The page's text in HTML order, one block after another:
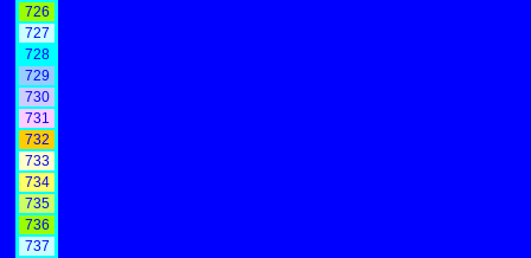
726
727
728
729
730
731
732
733
734
735
736
737